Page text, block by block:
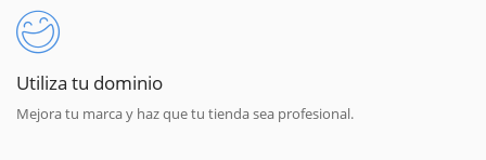
Utiliza tu dominio
Mejora tu marca y haz que tu tienda sea profesional.